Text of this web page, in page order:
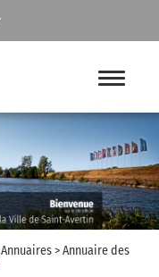
Annuaires>Annuaire des